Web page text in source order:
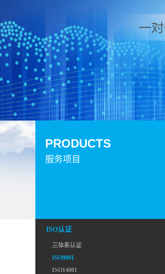
服务项目
PRODUCTS
ISO认证
三体系认证
ISO9001
ISO14001